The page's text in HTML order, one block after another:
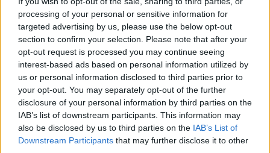
processing of your personal or sensitive information for
targeted advertising by us, please use the below opt-out
section to confirm your selection. Please note that after your
opt-out request is processed you may continue seeing
interest-based ads based on personal information utilized by
us or personal information disclosed to third parties prior to
your opt-out. You may separately opt-out of the further
disclosure of your personal information by third parties on the
IAB’s list of downstream participants. This information may
also be disclosed by us to third parties on the IAB’s List of
Downstream Participants that may further disclose it to other
derisa futbolli është
pezulluar shkaku i
koronavirusit. 27 vjeçari
kisthe arritur të evitonte
shërbimin ushtarak të
detyrueshëm prej 21
muajsh pasi udhëhoqi
kombin e tij drejt medaljes
së artë në Lojërat…